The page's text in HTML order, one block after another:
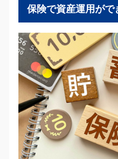
保険で資産運用がで